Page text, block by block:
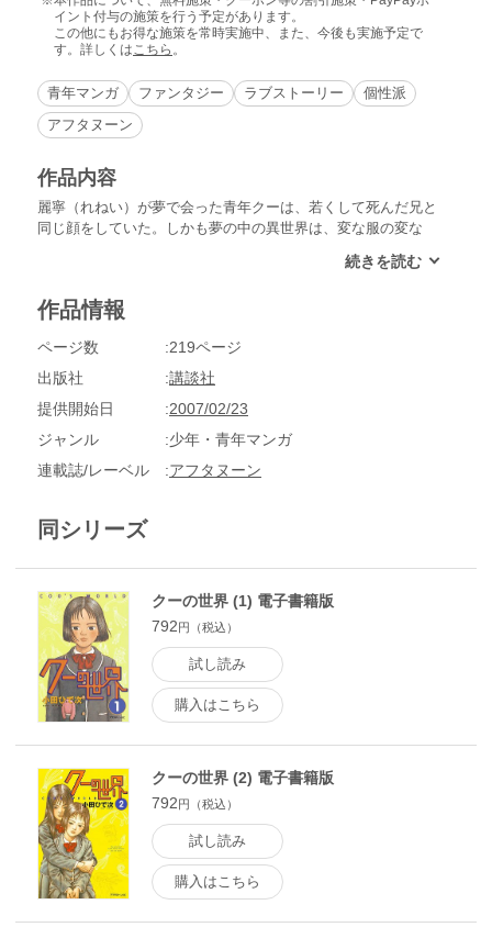
イント付与の施策を行う予定があります。
この他にもお得な施策を常時実施中、また、今後も実施予定で
す。詳しくはこちら 。
青年マンガ ファンタジー ラブストーリー
個性派
アフタヌーン
作品内容
麗寧（れねい）が夢で会った青年クーは、若くして死んだ兄と
同じ顔をしていた。しかも夢の中の異世界は、変な服の変な
ーってヤツ？中学生になったばかりの現実と、夢で旅する異世
作品情報
ページ数
219ページ
出版社
講談社
提供開始日
2007/02/23
ジャンル
少年・青年マンガ
連載誌/レーベル
アフタヌーン
同シリーズ
クーの世界 (1) 電子書籍版
792円（税込）
試し読み
購入はこちら
クーの世界 (2) 電子書籍版
792円（税込）
試し読み
購入はこちら